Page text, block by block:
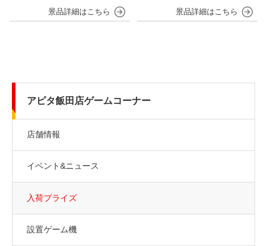
アピタ飯田店ゲームコーナー
店舗情報
イベント&ニュース
入荷プライズ
設置ゲーム機